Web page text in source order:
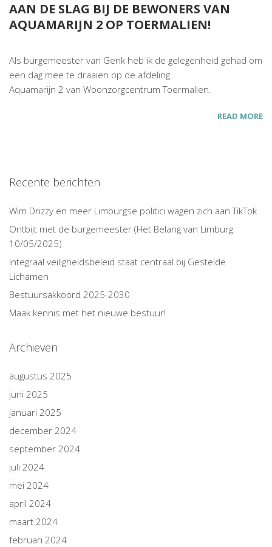
AAN DE SLAG BIJ DE BEWONERS VAN
AQUAMARIJN 2 OP TOERMALIEN!
Als burgemeester van Genk heb ik de gelegenheid gehad om
een dag mee te draaien op de afdeling
Aquamarijn 2 van Woonzorgcentrum Toermalien.
READ MORE
Recente berichten
Wim Drizzy en meer Limburgse politici wagen zich aan TikTok
Ontbijt met de burgemeester (Het Belang van Limburg
10/05/2025)
Integraal veiligheidsbeleid staat centraal bij Gestelde
Lichamen
Bestuursakkoord 2025-2030
Maak kennis met het nieuwe bestuur!
Archieven
augustus 2025
juni 2025
januari 2025
december 2024
september 2024
juli 2024
mei 2024
april 2024
maart 2024
februari 2024